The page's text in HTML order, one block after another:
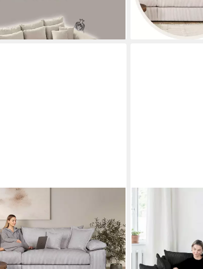
lieferbar in 3 Wochen